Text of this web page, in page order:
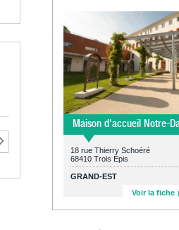
Maison d'accueil Notre-
18 rue Thierry Schoéré
68410 Trois Épis
GRAND-EST
Voir la fiche